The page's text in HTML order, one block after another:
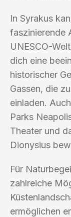
In Syrakus
faszinierende
UNESCO-
dich eine
historischer
Gassen, die
einladen.
Parks
Theater und
Dionysius
Für
zahlreiche
ermöglichen